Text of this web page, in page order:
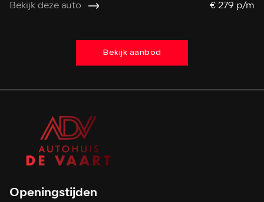
Bekijk deze auto € 279 p/m
Bekijk aanbod
Openingstijden